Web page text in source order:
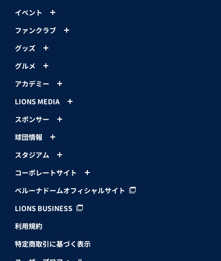
イベント
ファンクラブ
グッズ
グルメ
アカデミー
LIONS MEDIA
スポンサー
球団情報
スタジアム
コーポレートサイト
ベルーナドームオフィシャルサイト
LIONS BUSINESS
利用規約
特定商取引に基づく表示